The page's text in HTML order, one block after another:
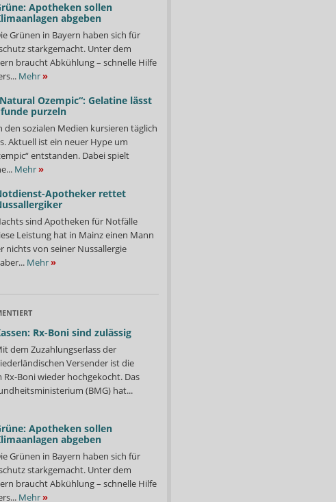
Apotheken sollen
abgeben
Grünen in Bayern haben sich für
starkgemacht. Unter dem
braucht Abkühlung – schnelle Hilfe
Mehr»
Ozempic“: Gelatine lässt
purzeln
den sozialen Medien kursieren täglich
Aktuell ist ein neuer Hype um
entstanden. Dabei spielt
Mehr»
Apotheker rettet
sind Apotheken für Notfälle
Leistung hat in Mainz einen Mann
nichts von seiner Nussallergie
Mehr»
Rx-Boni sind zulässig
dem Zuzahlungserlass der
Versender ist die
Rx-Boni wieder hochgekocht. Das
(BMG) hat...
Apotheken sollen
abgeben
Grünen in Bayern haben sich für
starkgemacht. Unter dem
braucht Abkühlung – schnelle Hilfe
Mehr»